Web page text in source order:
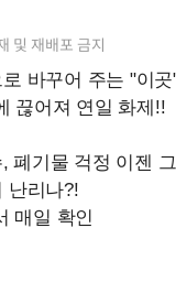
및 재배포 금지